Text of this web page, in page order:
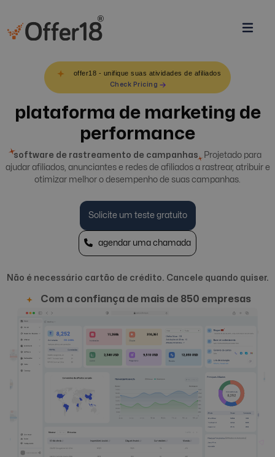
offer18 - unifique suas atividades de afiliados
Check Pricing
plataforma de marketing de
performance
software de rastreamento de campanhas
Projetado para
ajudar afiliados, anunciantes e redes de afiliados a rastrear, atribuir e
otimizar melhor o desempenho de suas campanhas.
Solicite um teste gratuito
agendar uma chamada
Não é necessário cartão de crédito. Cancele quando quiser.
Com a confiança de mais de 850 empresas